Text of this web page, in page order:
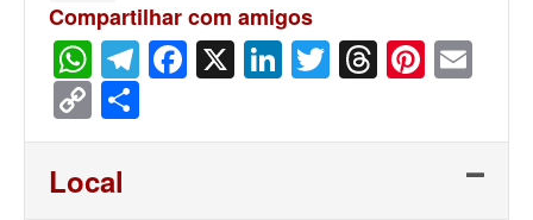
Compartilhar com amigos
WhatsApp
Telegram
Facebook
X LinkedIn
Twitter
Threads
Copy
Link
Local